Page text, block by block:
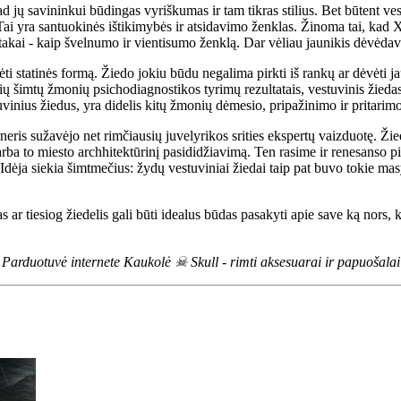
jų savininkui būdingas vyriškumas ir tam tikras stilius. Bet būtent
yra santuokinės ištikimybės ir atsidavimo ženklas. Žinoma tai,
- kaip švelnumo ir vientisumo ženklą. Dar vėliau jaunikis
statinės formą. Žiedo jokiu būdu negalima pirkti iš rankų ar dėvėti
žmonių psichodiagnostikos tyrimų rezultatais, vestuvinis
žiedus, yra didelis kitų žmonių dėmesio, pripažinimo ir
sužavėjo net rimčiausių juvelyrikos srities ekspertų vaizduotę.
to miesto archhitektūrinį pasididžiavimą. Ten rasime ir renesanso
siekia šimtmečius: žydų vestuviniai žiedai taip pat buvo tokie
tiesiog žiedelis gali būti idealus būdas pasakyti apie save ką
Parduotuvė internete Kaukolė ☠ Skull - rimti aksesuarai ir papuošalai